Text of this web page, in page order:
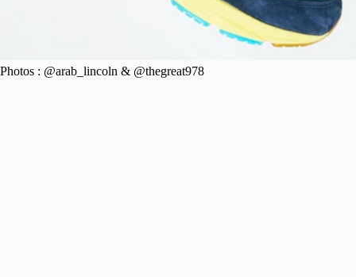
Photos : @arab_lincoln & @thegreat978